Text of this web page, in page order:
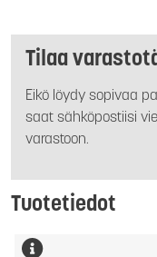
Tilaa
Eikö löydy sopivaa
saat sähköpostiisi
varastoon.
Tuotetiedot